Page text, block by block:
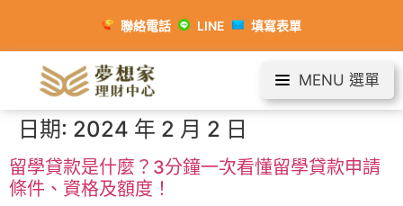
聯絡電話 LINE 填寫表單
MENU 選單
日期: 2024 年 2 月 2 日
留學貸款是什麼？3分鐘一次看懂留學貸款申請
條件、資格及額度！